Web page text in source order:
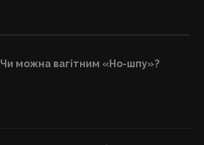
Чи можна вагітним «Но-шпу»?